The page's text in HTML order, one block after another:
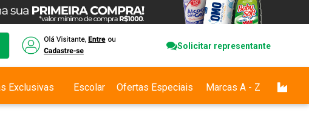
Solicitar representante
Exclusivas Escolar Ofertas Especiais Marcas A - Z